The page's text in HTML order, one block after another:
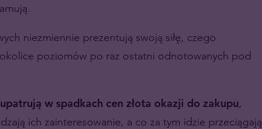
niezmiennie prezentują swoją siłę, czego
poziomów po raz ostatni odnotowanych pod
w spadkach cen złota okazji do zakupu,
ich zainteresowanie, a co za tym idzie przeciągają